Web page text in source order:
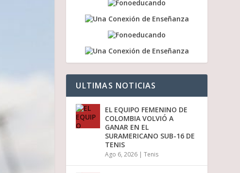
ULTIMAS NOTICIAS
EL EQUIPO FEMENINO DE
COLOMBIA VOLVIÓ A
GANAR EN EL
SURAMERICANO SUB-16 DE
TENIS
Ago 6, 2026 |Tenis